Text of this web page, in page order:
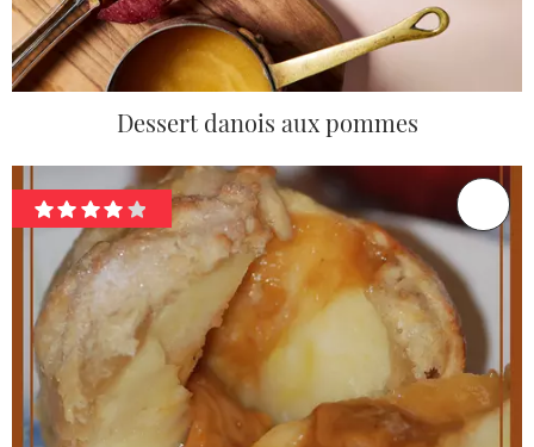
Dessert danois aux pommes